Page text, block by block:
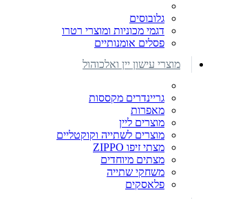
גלובוסים
דגמי מכוניות ומוצרי רטרו
פסלים אומנותיים
מוצרי עישון יין ואלכוהול
גריינדרים מקססות
מאפרות
מוצרים ליין
מוצרים לשתייה וקוקטליים
מצתי זיפו ZIPPO
מצתים מיוחדים
משחקי שתייה
פלאסקים